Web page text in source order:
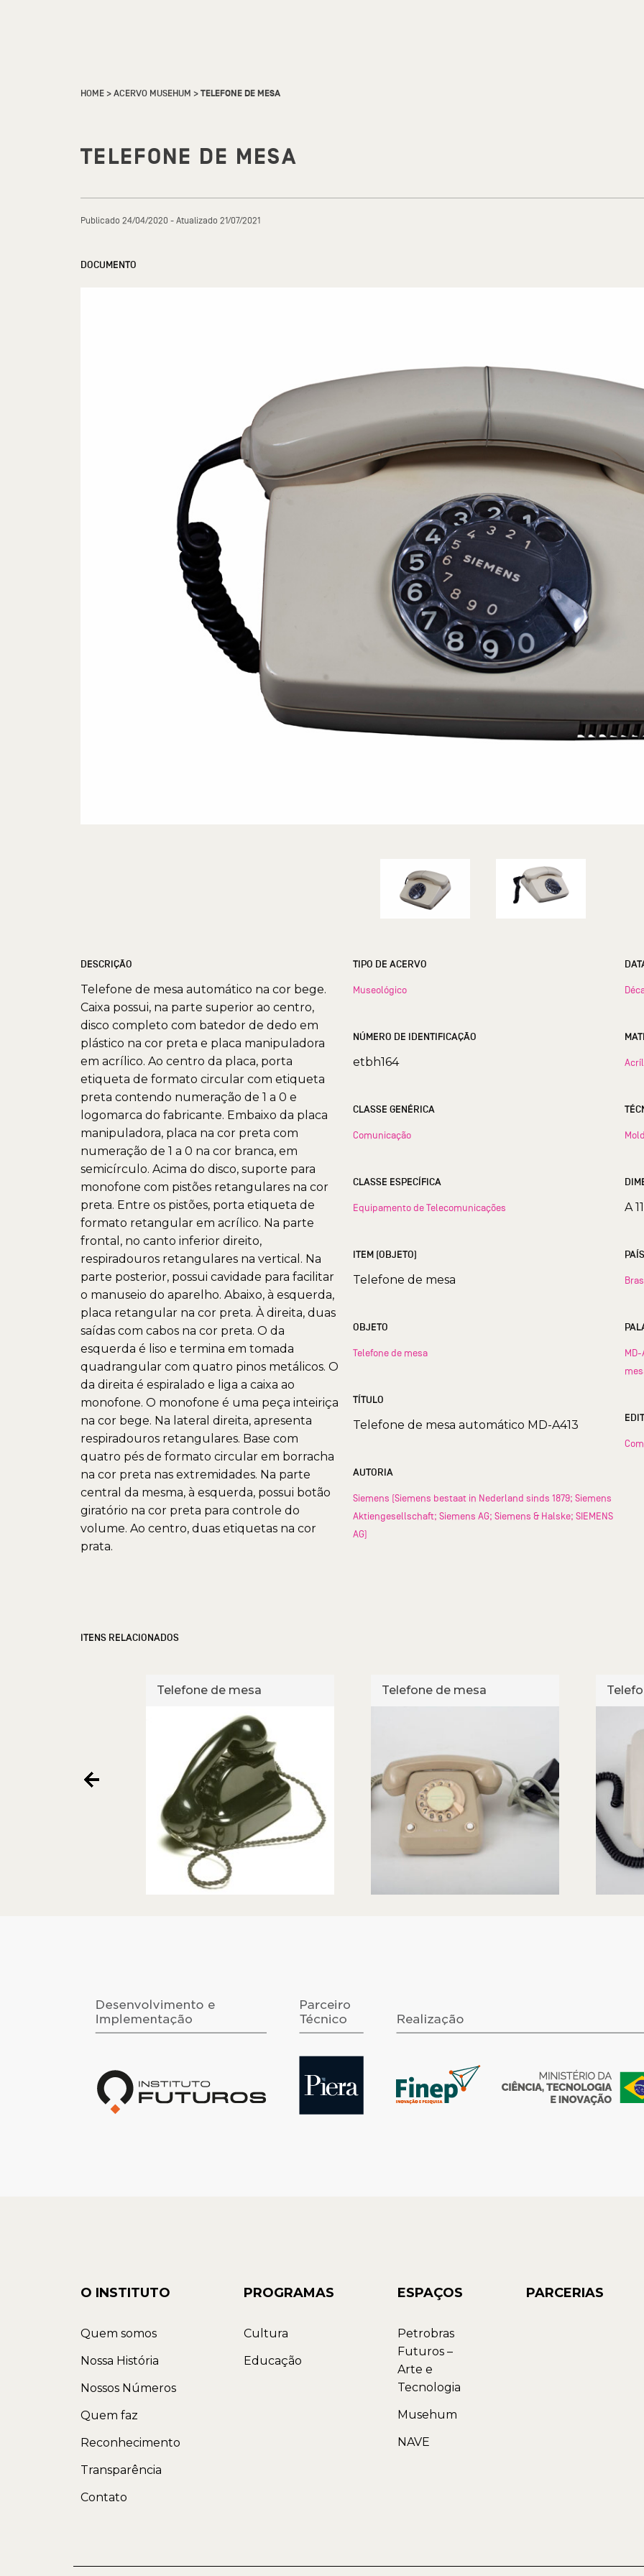
HOME>ACERVO MUSEHUM >TELEFONE DE MESA
TELEFONE DE MESA
Publicado 24/04/2020 - Atualizado 21/07/2021
DOCUMENTO
DESCRIÇÃO
Telefone de mesa automático na cor bege.
Caixa possui, na parte superior ao centro,
disco completo com batedor de dedo em
plástico na cor preta e placa manipuladora
em acrílico. Ao centro da placa, porta
etiqueta de formato circular com etiqueta
preta contendo numeração de 1 a 0 e
logomarca do fabricante. Embaixo da placa
manipuladora, placa na cor preta com
numeração de 1 a 0 na cor branca, em
semicírculo. Acima do disco, suporte para
monofone com pistões retangulares na cor
preta. Entre os pistões, porta etiqueta de
formato retangular em acrílico. Na parte
frontal, no canto inferior direito,
respiradouros retangulares na vertical. Na
parte posterior, possui cavidade para facilitar
o manuseio do aparelho. Abaixo, à esquerda,
placa retangular na cor preta. À direita, duas
saídas com cabos na cor preta. O da
esquerda é liso e termina em tomada
quadrangular com quatro pinos metálicos. O
da direita é espiralado e liga a caixa ao
monofone. O monofone é uma peça inteiriça
na cor bege. Na lateral direita, apresenta
respiradouros retangulares. Base com
quatro pés de formato circular em borracha
na cor preta nas extremidades. Na parte
central da mesma, à esquerda, possui botão
giratório na cor preta para controle do
volume. Ao centro, duas etiquetas na cor
prata.
TIPO DE ACERVO
Museológico
NÚMERO DE IDENTIFICAÇÃO
etbh164
CLASSE GENÉRICA
Comunicação
CLASSE ESPECÍFICA
Equipamento de Telecomunicações
ITEM (OBJETO)
Telefone de mesa
OBJETO
Telefone de mesa
TÍTULO
Telefone de mesa automático MD-A413
AUTORIA
Siemens (Siemens bestaat in Nederland sinds 1879; Siemens
Aktiengesellschaft; Siemens AG; Siemens & Halske; SIEMENS
AG)
A
MD-
ITENS RELACIONADOS
Telefone de mesa Telefone de mesa
O INSTITUTO
Quem somos
Nossa História
Nossos Números
Quem faz
Reconhecimento
Transparência
Contato
PROGRAMAS
Cultura
Educação
ESPAÇOS
Petrobras
Futuros –
Arte e
Tecnologia
Musehum
NAVE
PARCERIAS